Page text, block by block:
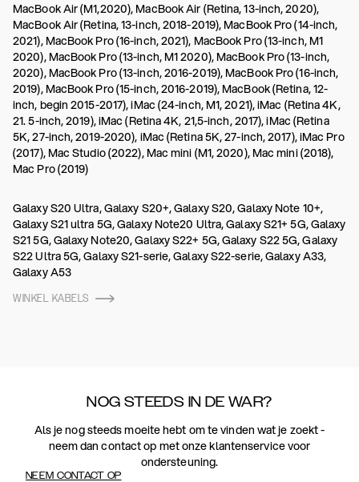
MacBook Air (M1,2020), MacBook Air (Retina, 13-inch, 2020),
MacBook Air (Retina, 13-inch, 2018-2019), MacBook Pro (14-inch,
2021), MacBook Pro (16-inch, 2021), MacBook Pro (13-inch, M1
2020), MacBook Pro (13-inch, M1 2020), MacBook Pro (13-inch,
2020), MacBook Pro (13-inch, 2016-2019), MacBook Pro (16-inch,
2019), MacBook Pro (15-inch, 2016-2019), MacBook (Retina, 12-
inch, begin 2015-2017), iMac (24-inch, M1, 2021), iMac (Retina 4K,
21. 5-inch, 2019), iMac (Retina 4K, 21,5-inch, 2017), iMac (Retina
5K, 27-inch, 2019-2020), iMac (Retina 5K, 27-inch, 2017), iMac Pro
(2017), Mac Studio (2022), Mac mini (M1, 2020), Mac mini (2018),
Mac Pro (2019)
Galaxy S20 Ultra, Galaxy S20+, Galaxy S20, Galaxy Note 10+,
Galaxy S21 ultra 5G, Galaxy Note20 Ultra, Galaxy S21+ 5G, Galaxy
S21 5G, Galaxy Note20, Galaxy S22+ 5G, Galaxy S22 5G, Galaxy
S22 Ultra 5G, Galaxy S21-serie, Galaxy S22-serie, Galaxy A33,
Galaxy A53
WINKEL KABELS
NOG STEEDS IN DE WAR?
Als je nog steeds moeite hebt om te vinden wat je zoekt -
neem dan contact op met onze klantenservice voor
ondersteuning.
NEEM CONTACT OP